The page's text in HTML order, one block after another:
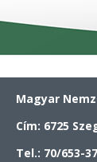
Magyar
Cím: 6725
Tel.: 70/653-